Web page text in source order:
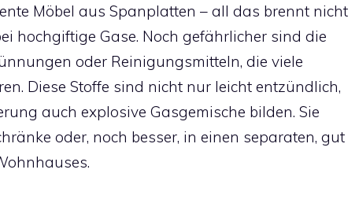
Möbel aus Spanplatten – all das brennt nicht
hochgiftige Gase. Noch gefährlicher sind die
oder Reinigungsmitteln, die viele
Diese Stoffe sind nicht nur leicht entzündlich,
auch explosive Gasgemische bilden. Sie
oder, noch besser, in einen separaten, gut